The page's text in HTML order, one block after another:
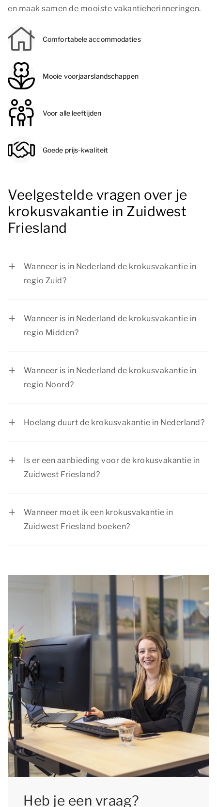
en maak samen de mooiste vakantieherinneringen.
Comfortabele accommodaties
Mooie voorjaarslandschappen
Voor alle leeftijden
Goede prijs-kwaliteit
Veelgestelde vragen over je
krokusvakantie in Zuidwest
Friesland
Wanneer is in Nederland de krokusvakantie in
regio Zuid?
Wanneer is in Nederland de krokusvakantie in
regio Midden?
Wanneer is in Nederland de krokusvakantie in
regio Noord?
Hoelang duurt de krokusvakantie in Nederland?
Is er een aanbieding voor de krokusvakantie in
Zuidwest Friesland?
Wanneer moet ik een krokusvakantie in
Zuidwest Friesland boeken?
We raden daarom aan je krokusvakantie in
nog kunt kiezen voor jouw favoriete
accommodatie.
Heb je een vraag?